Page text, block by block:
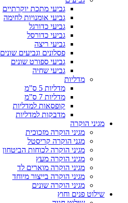
גביעי מתכת יוקרתיים
גביעי אומנויות לחימה
גביעי כדורגל
גביעי כדורסל
גביעי ריצה
פסלונים וגביעים שונים
גביעי ספורט שונים
גביעי שחיה
מדליות
מדליות 5 ס”מ
מדליות 7 ס”מ
קופסאות למדליות
מדבקות למדליות
מגיני הוקרה
מגיני הוקרה מזכוכית
מגני הוקרה קריסטל
מגיני הוקרה לכוחות הביטחון
מגיני הוקרה מעץ
מגיני הוקרה מוארים לד
מגיני הוקרה בייצור מיוחד
מגיני הוקרה שונים
שילוט פנים וחוץ